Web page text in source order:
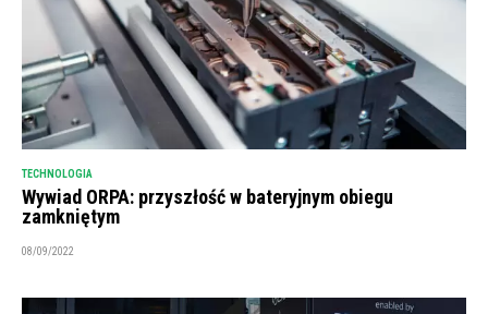
TECHNOLOGIA
Wywiad ORPA: przyszłość w bateryjnym obiegu
zamkniętym
08/09/2022